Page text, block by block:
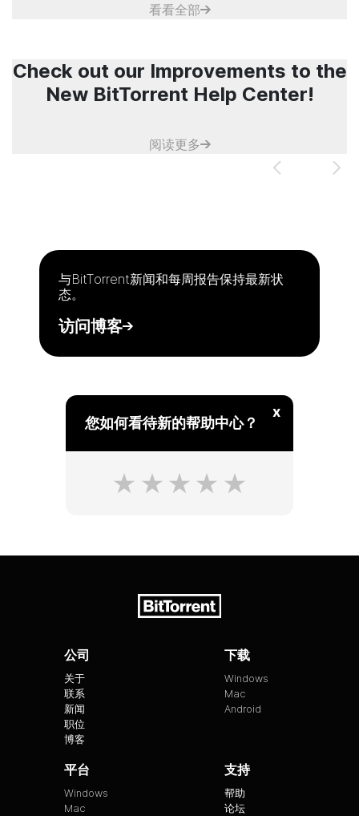
看看全部
Check out our Improvements to the
New BitTorrent Help Center!
阅读更多
与BitTorrent新闻和每周报告保持最新状
态。
访问博客
x
您如何看待新的帮助中心？
公司
关于
联系
新闻
职位
博客
下载
Windows
Mac
Android
平台
Windows
Mac
支持
帮助
论坛